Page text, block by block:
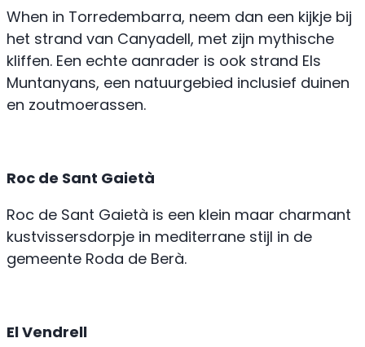
When in Torredembarra, neem dan een kijkje bij
het strand van Canyadell, met zijn mythische
kliffen. Een echte aanrader is ook strand Els
Muntanyans, een natuurgebied inclusief duinen
en zoutmoerassen.
Roc de Sant Gaietà
Roc de Sant Gaietà is een klein maar charmant
kustvissersdorpje in mediterrane stijl in de
gemeente Roda de Berà.
El Vendrell